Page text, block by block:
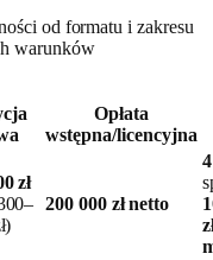
od formatu i zakresu
warunków
Opłata
wstępna/licencyjna
zł
200 000 zł netto